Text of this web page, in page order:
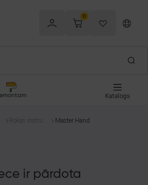
0
Katalogs
Rokas instrum
Master Hand
ir pārdota